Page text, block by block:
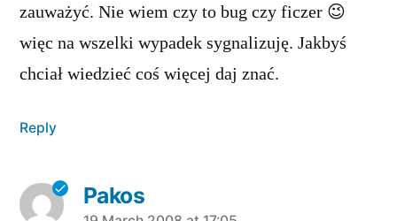
zauważyć. Nie wiem czy to bug czy ficzer 😉
więc na wszelki wypadek sygnalizuję. Jakbyś
chciał wiedzieć coś więcej daj znać.
Reply
Pakos